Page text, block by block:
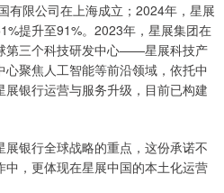
限公司在上海成立；2024年，星展
提升至91%。2023年，星展集团在
第三个科技研发中心——星展科技产
聚焦人工智能等前沿领域，依托中
银行运营与服务升级，目前已构建
银行全球战略的重点，这份承诺不
，更体现在星展中国的本土化运营